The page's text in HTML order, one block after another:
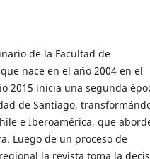
de la Facultad de
nace en el año 2004 en el
2015 inicia una segunda
de Santiago,
e Iberoamérica, que
Luego de un proceso de
la revista toma la